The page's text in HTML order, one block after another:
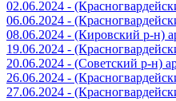
02.06.2024 -
06.06.2024 -
08.06.2024 - (Кировский р-н)
19.06.2024 -
20.06.2024 - (Советский р-н)
26.06.2024 -
27.06.2024 -